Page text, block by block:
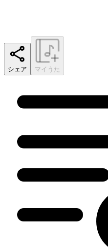
シェア マイうた